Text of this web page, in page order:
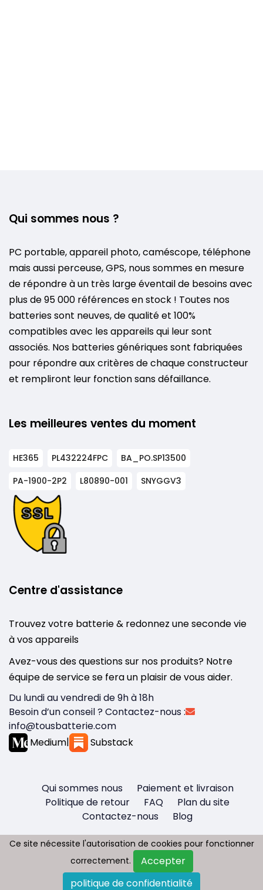
Qui sommes nous ?
PC portable, appareil photo, caméscope, téléphone
mais aussi perceuse, GPS, nous sommes en mesure
de répondre à un très large éventail de besoins avec
plus de 95 000 références en stock ! Toutes nos
batteries sont neuves, de qualité et 100%
compatibles avec les appareils qui leur sont
associés. Nos batteries génériques sont fabriquées
pour répondre aux critères de chaque constructeur
et rempliront leur fonction sans défaillance.
Les meilleures ventes du moment
HE365 PL432224FPC
BA_PO.SP13500
PA-1900-2P2
L80890-001 SNYGGV3
Centre d'assistance
Trouvez votre batterie & redonnez une seconde vie
à vos appareils
Avez-vous des questions sur nos produits? Notre
équipe de service se fera un plaisir de vous aider.
Du lundi au vendredi de 9h à 18h
Besoin d’un conseil ? Contactez-nous :
info@tousbatterie.com
Medium| Substack
Qui sommes nous
Paiement et livraison
Politique de retour
FAQ
Plan du site
Contactez-nous
Blog
Copyright © 2026 - Tous droit réservés
Tousbatterie.com
Ce site nécessite l'autorisation de cookies pour fonctionner
correctement.
Accepter
politique de confidentialité
Ce site nécessite l'autorisation de cookies pour fonctionner
correctement.
Accepter
politique de confidentialité